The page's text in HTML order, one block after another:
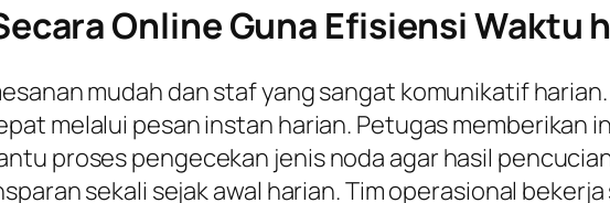
Online Guna Efisiensi Waktu
mudah dan staf yang sangat komunikatif
melalui pesan instan harian. Petugas memberikan
proses pengecekan jenis noda agar hasil
sekali sejak awal harian. Tim operasional